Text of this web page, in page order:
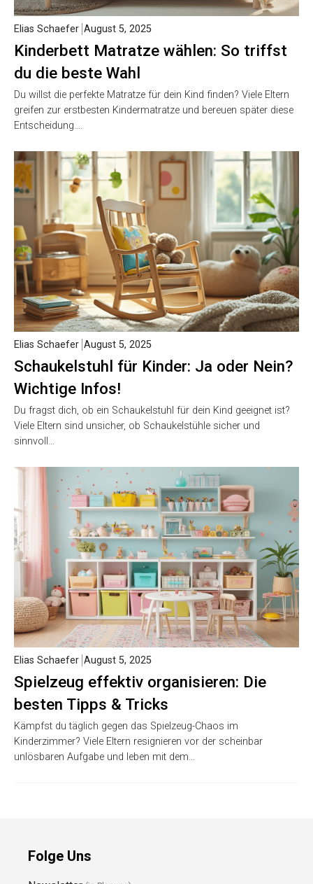
Kinderbett Matratze wählen: So triffst
du die beste Wahl
Elias Schaefer August 5, 2025
Du willst die perfekte Matratze für dein Kind finden? Viele Eltern
greifen zur erstbesten Kindermatratze und bereuen später diese
Entscheidung….
Schaukelstuhl für Kinder: Ja oder Nein?
Wichtige Infos!
Elias Schaefer August 5, 2025
Du fragst dich, ob ein Schaukelstuhl für dein Kind geeignet ist?
Viele Eltern sind unsicher, ob Schaukelstühle sicher und
sinnvoll…
Spielzeug effektiv organisieren: Die
besten Tipps & Tricks
Elias Schaefer August 5, 2025
Kämpfst du täglich gegen das Spielzeug-Chaos im
Kinderzimmer? Viele Eltern resignieren vor der scheinbar
unlösbaren Aufgabe und leben mit dem…
Folge Uns